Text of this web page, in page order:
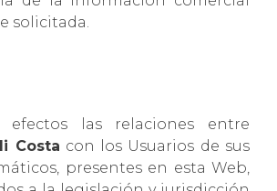
solicitada.
las relaciones entre
Costa con los Usuarios de sus
presentes en esta Web,